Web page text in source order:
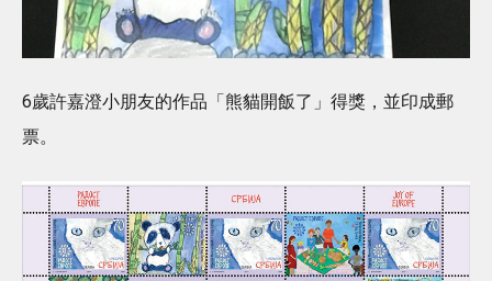
6歲許嘉澄小朋友的作品「熊貓開飯了」得獎，並印成郵
票。